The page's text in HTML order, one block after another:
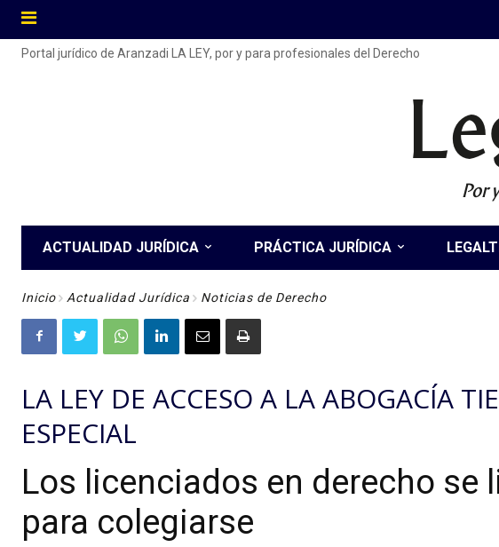
Portal jurídico de Aranzadi LA LEY, por y para profesionales del Derecho
Por
ACTUALIDAD JURÍDICA PRÁCTICA JURÍDICA
Inicio Actualidad Jurídica Noticias de Derecho
LA LEY DE ACCESO A LA ABOGACÍA
ESPECIAL
Los licenciados en derecho se
para colegiarse